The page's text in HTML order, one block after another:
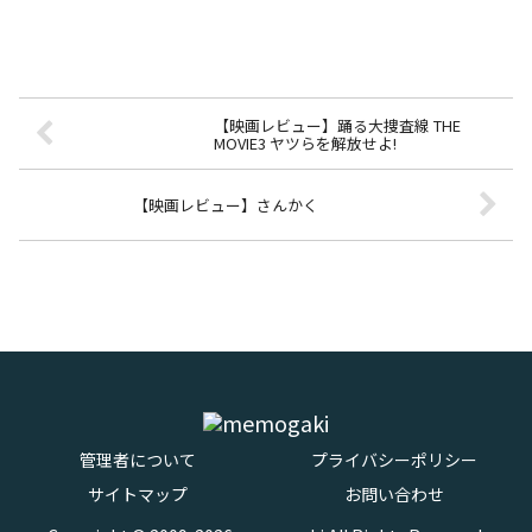
【映画レビュー】踊る大捜査線 THE
MOVIE3 ヤツらを解放せよ!
【映画レビュー】さんかく
管理者について
プライバシーポリシー
サイトマップ
お問い合わせ